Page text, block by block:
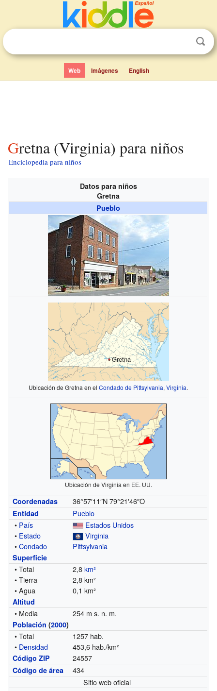
Web Imágenes English
Gretna (Virginia) para niños
Enciclopedia para niños
Datos para niños
Gretna
Pueblo
Gretna
Ubicación de Gretna en elCondado de Pittsylvania,Virginia.
Ubicación de Virginia en EE. UU.
Coordenadas 36°57′11″N 79°21′46″O
Entidad
Pueblo
• País
Estados Unidos
• Estado
Virginia
•Condado Pittsylvania
Superficie
• Total 2,8km²
• Tierra
2,8 km²
• Agua
0,1 km²
Altitud
• Media 254 m s. n. m.
Población (2000)
• Total
1257 hab.
• Densidad 453,6 hab./km²
Código ZIP 24557
Código de área
434
Sitio web oficial